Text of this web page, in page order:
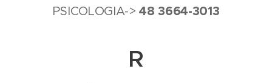
PSICOLOGIA-> 48 3664-3013
R